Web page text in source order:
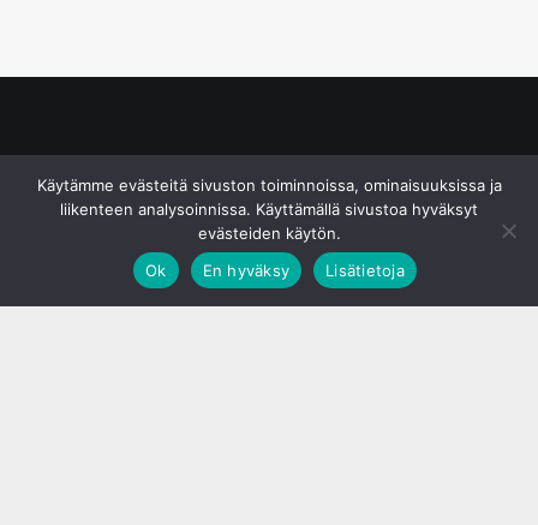
Käytämme evästeitä sivuston toiminnoissa, ominaisuuksissa ja
liikenteen analysoinnissa. Käyttämällä sivustoa hyväksyt
evästeiden käytön.
Ok
En hyväksy Lisätietoja